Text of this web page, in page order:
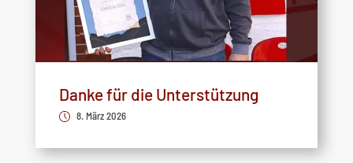
Danke für die Unterstützung
8. März 2026